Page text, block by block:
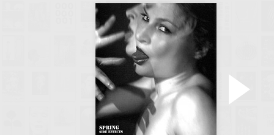
photographie est
piège dont il faut
l'artifice. Puis se
dans la poésie de
l'histoire évoquée